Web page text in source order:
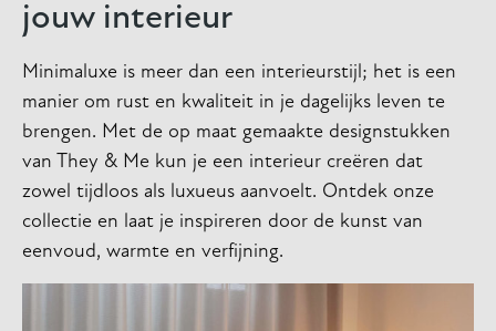
jouw interieur
Minimaluxe is meer dan een interieurstijl; het is een
manier om rust en kwaliteit in je dagelijks leven te
brengen. Met de op maat gemaakte designstukken
van They & Me kun je een interieur creëren dat
zowel tijdloos als luxueus aanvoelt. Ontdek onze
collectie en laat je inspireren door de kunst van
eenvoud, warmte en verfijning.